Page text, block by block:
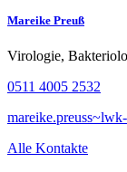
Mareike Preuß
Virologie,
0511 4005 2532
Alle Kontakte